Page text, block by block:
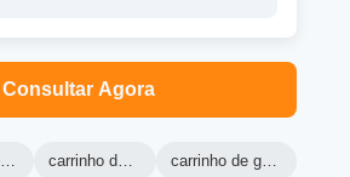
Consultar Agora
carrinhos de golfe de máquina verde carrinho de golfe ranger carrinho de golfe elétrico lsv